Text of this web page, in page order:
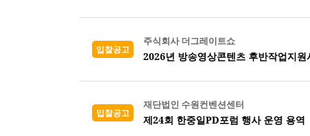
입찰공고
주식회사 더그레이트쇼
2026년 방송영상콘텐츠 후반작업지
입찰공고
재단법인 수원컨벤션센터
제24회 한중일PD포럼 행사 운영 용역